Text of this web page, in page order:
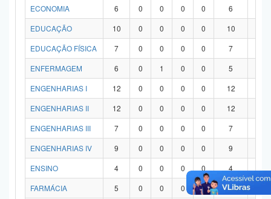
ECONOMIA
6 0 0 0 0 6
EDUCAÇÃO
10 0 0 0 0 10
EDUCAÇÃO FÍSICA
7 0 0 0 0 7
ENFERMAGEM
6 0 1 0 0 5
ENGENHARIAS I
12 0 0 0 0 12
ENGENHARIAS II
12 0 0 0 0 12
ENGENHARIAS III
7 0 0 0 0 7
ENGENHARIAS IV
9 0 0 0 0 9
ENSINO
4 0 0 0 0 4
FARMÁCIA
5 0 0 0 0 5